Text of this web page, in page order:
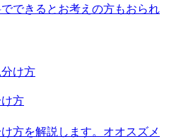
できるとお考えの方もおられ
方
方を解説します。オオスズメ